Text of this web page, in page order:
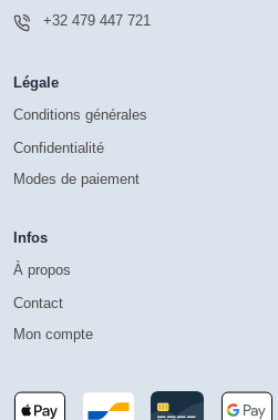
+32 479 447 721
Légale
Conditions générales
Confidentialité
Modes de paiement
Infos
À propos
Contact
Mon compte